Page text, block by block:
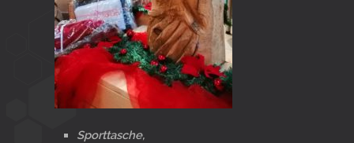
Sporttasche,